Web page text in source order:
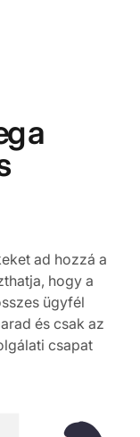
a
ad hozzá a
hogy a
ügyfél
és csak az
csapat